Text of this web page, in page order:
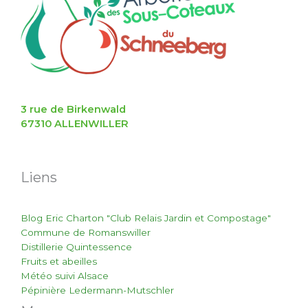
3 rue de Birkenwald
67310 ALLENWILLER
Liens
Blog Eric Charton "Club Relais Jardin et Compostage"
Commune de Romanswiller
Distillerie Quintessence
Fruits et abeilles
Météo suivi Alsace
Pépinière Ledermann-Mutschler